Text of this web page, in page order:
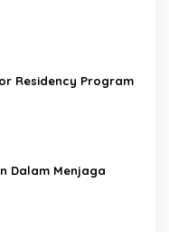
Residency Program
Dalam Menjaga